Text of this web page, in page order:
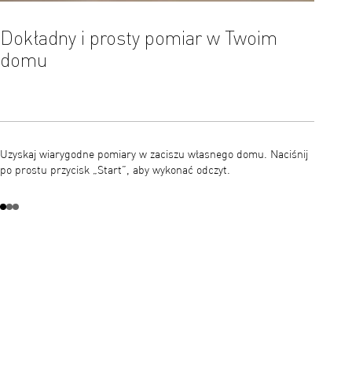
Dokładny i prosty pomiar w Twoim
domu
Uzyskaj wiarygodne pomiary w zaciszu własnego domu. Naciśnij
po prostu przycisk „Start”, aby wykonać odczyt.